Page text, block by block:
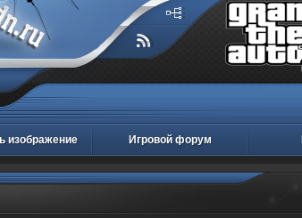
изображение Игровой форум